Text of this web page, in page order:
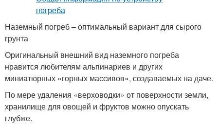
Наземный погреб – оптимальный вариант для сырого
грунта
Оригинальный внешний вид наземного погреба
нравится любителям альпинариев и других
миниатюрных «горных массивов», создаваемых на даче.
По мере удаления «верховодки» от поверхности земли,
хранилище для овощей и фруктов можно опускать
глубже.